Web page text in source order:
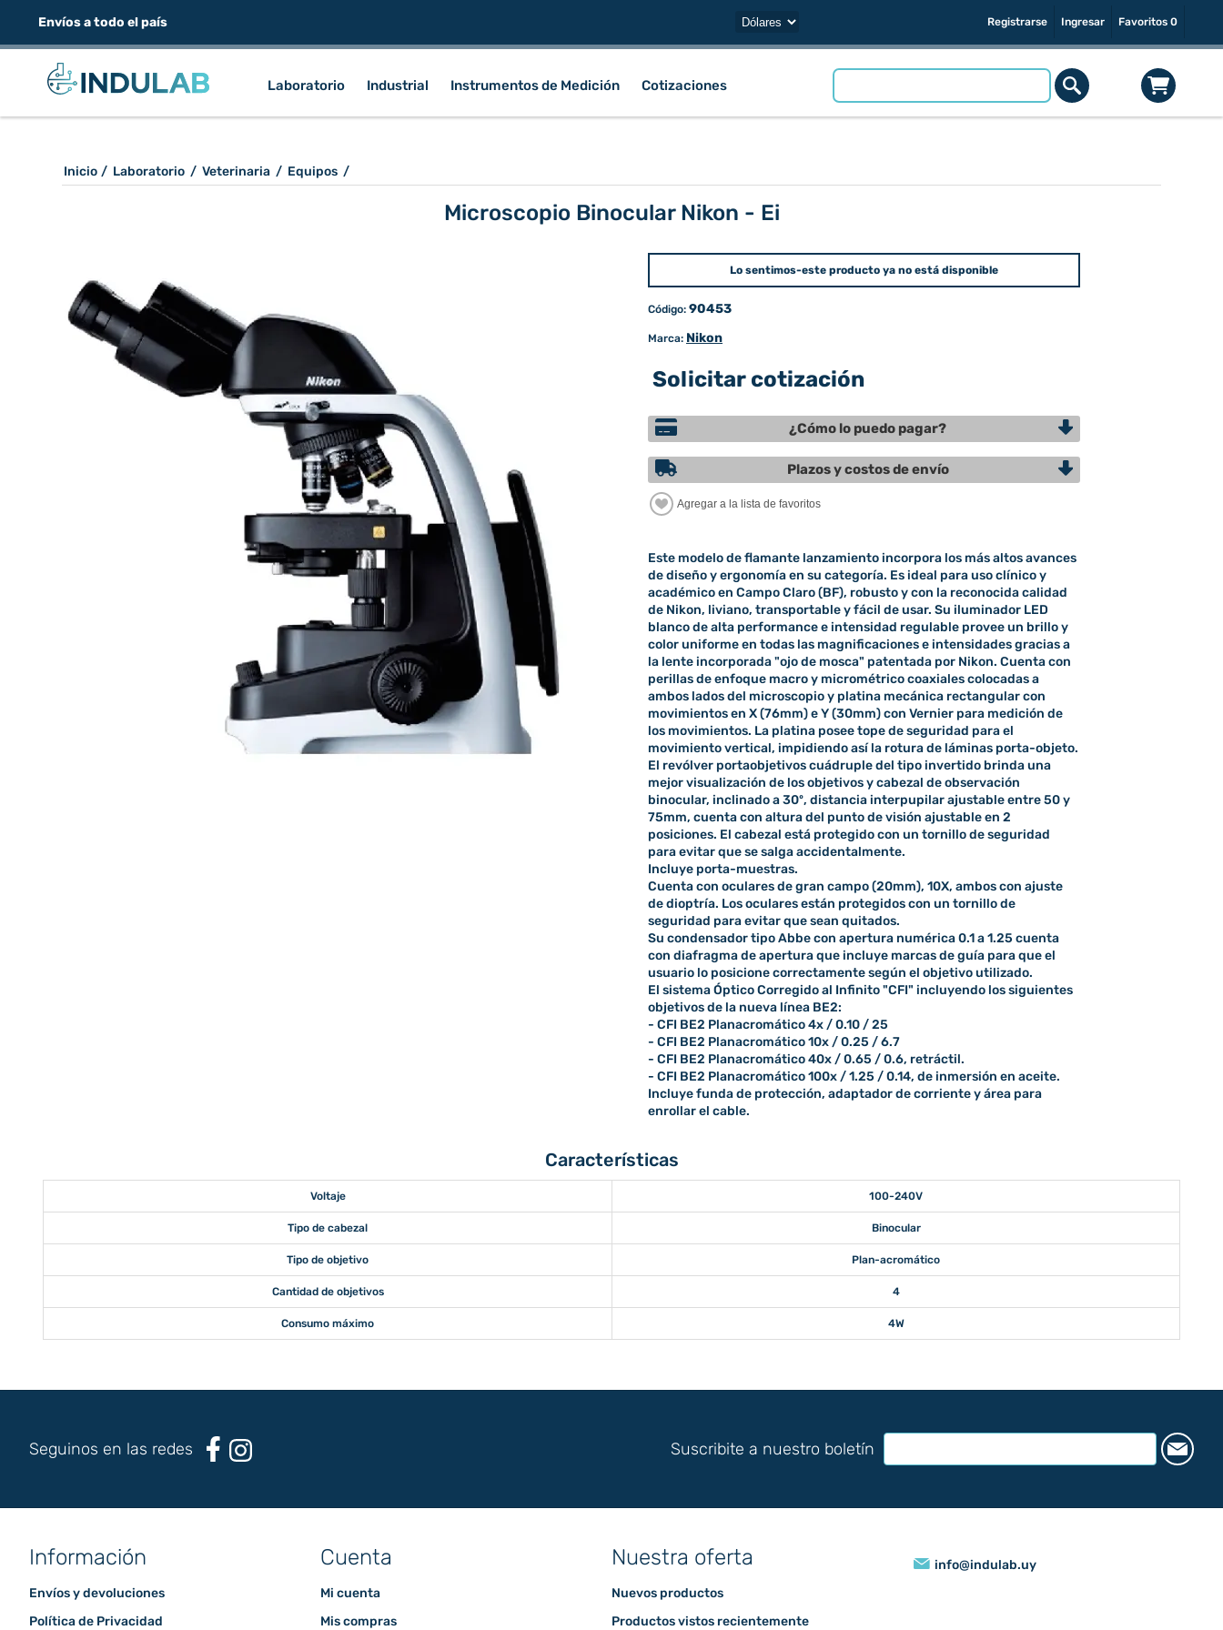
Envíos a todo el país Registrarse Ingresar Favoritos 0
Laboratorio Industrial Instrumentos de Medición Cotizaciones
Inicio / Laboratorio / Veterinaria / Equipos /
Microscopio Binocular Nikon - Ei
Lo sentimos-este producto ya no está disponible
Código: 90453
Marca: Nikon
Solicitar cotización
¿Cómo lo puedo pagar?
Plazos y costos de envío
Este modelo de flamante lanzamiento incorpora los más altos avances
de diseño y ergonomía en su categoría. Es ideal para uso clínico y
académico en Campo Claro (BF), robusto y con la reconocida calidad
de Nikon, liviano, transportable y fácil de usar. Su iluminador LED
blanco de alta performance e intensidad regulable provee un brillo y
color uniforme en todas las magnificaciones e intensidades gracias a
la lente incorporada "ojo de mosca" patentada por Nikon. Cuenta con
perillas de enfoque macro y micrométrico coaxiales colocadas a
ambos lados del microscopio y platina mecánica rectangular con
movimientos en X (76mm) e Y (30mm) con Vernier para medición de
los movimientos. La platina posee tope de seguridad para el
movimiento vertical, impidiendo así la rotura de láminas porta-objeto.
El revólver portaobjetivos cuádruple del tipo invertido brinda una
mejor visualización de los objetivos y cabezal de observación
binocular, inclinado a 30º, distancia interpupilar ajustable entre 50 y
75mm, cuenta con altura del punto de visión ajustable en 2
posiciones. El cabezal está protegido con un tornillo de seguridad
para evitar que se salga accidentalmente.
Incluye porta-muestras.
Cuenta con oculares de gran campo (20mm), 10X, ambos con ajuste
de dioptría. Los oculares están protegidos con un tornillo de
seguridad para evitar que sean quitados.
Su condensador tipo Abbe con apertura numérica 0.1 a 1.25 cuenta
con diafragma de apertura que incluye marcas de guía para que el
usuario lo posicione correctamente según el objetivo utilizado.
El sistema Óptico Corregido al Infinito "CFI" incluyendo los siguientes
objetivos de la nueva línea BE2:
- CFI BE2 Planacromático 4x / 0.10 / 25
- CFI BE2 Planacromático 10x / 0.25 / 6.7
- CFI BE2 Planacromático 40x / 0.65 / 0.6, retráctil.
- CFI BE2 Planacromático 100x / 1.25 / 0.14, de inmersión en aceite.
Incluye funda de protección, adaptador de corriente y área para
enrollar el cable.
Características
Voltaje 100-240V
Tipo de cabezal Binocular
Tipo de objetivo Plan-acromático
Cantidad de objetivos 4
Consumo máximo 4W
Seguinos en las redes Suscribite a nuestro boletín
Información
Envíos y devoluciones
Política de Privacidad
Cuenta
Mi cuenta
Mis compras
Nuestra oferta
Nuevos productos
Productos vistos recientemente
info@indulab.uy